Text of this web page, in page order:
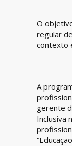
O
regular
contexto
A
gerente
Inclusiva